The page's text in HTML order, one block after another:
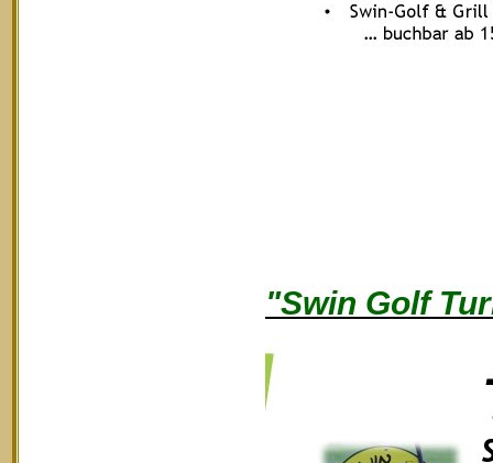
"Swin Golf